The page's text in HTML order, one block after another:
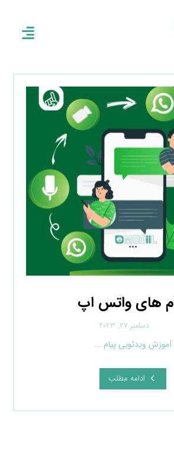
های واتس اپ
دسامبر ۲۷, ۲۰۲۳
آموزش ویدئویی پیام ...
ادامه مطلب